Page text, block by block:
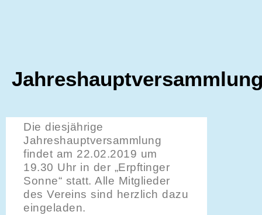
Die diesjährige
Jahreshauptversammlung
findet am 22.02.2019 um
19.30 Uhr in der „Erpftinger
Sonne“ statt. Alle Mitglieder
des Vereins sind herzlich dazu
eingeladen.